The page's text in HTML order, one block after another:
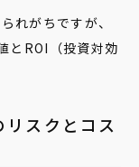
れがちですが、
とROI（投資対効
スクとコス